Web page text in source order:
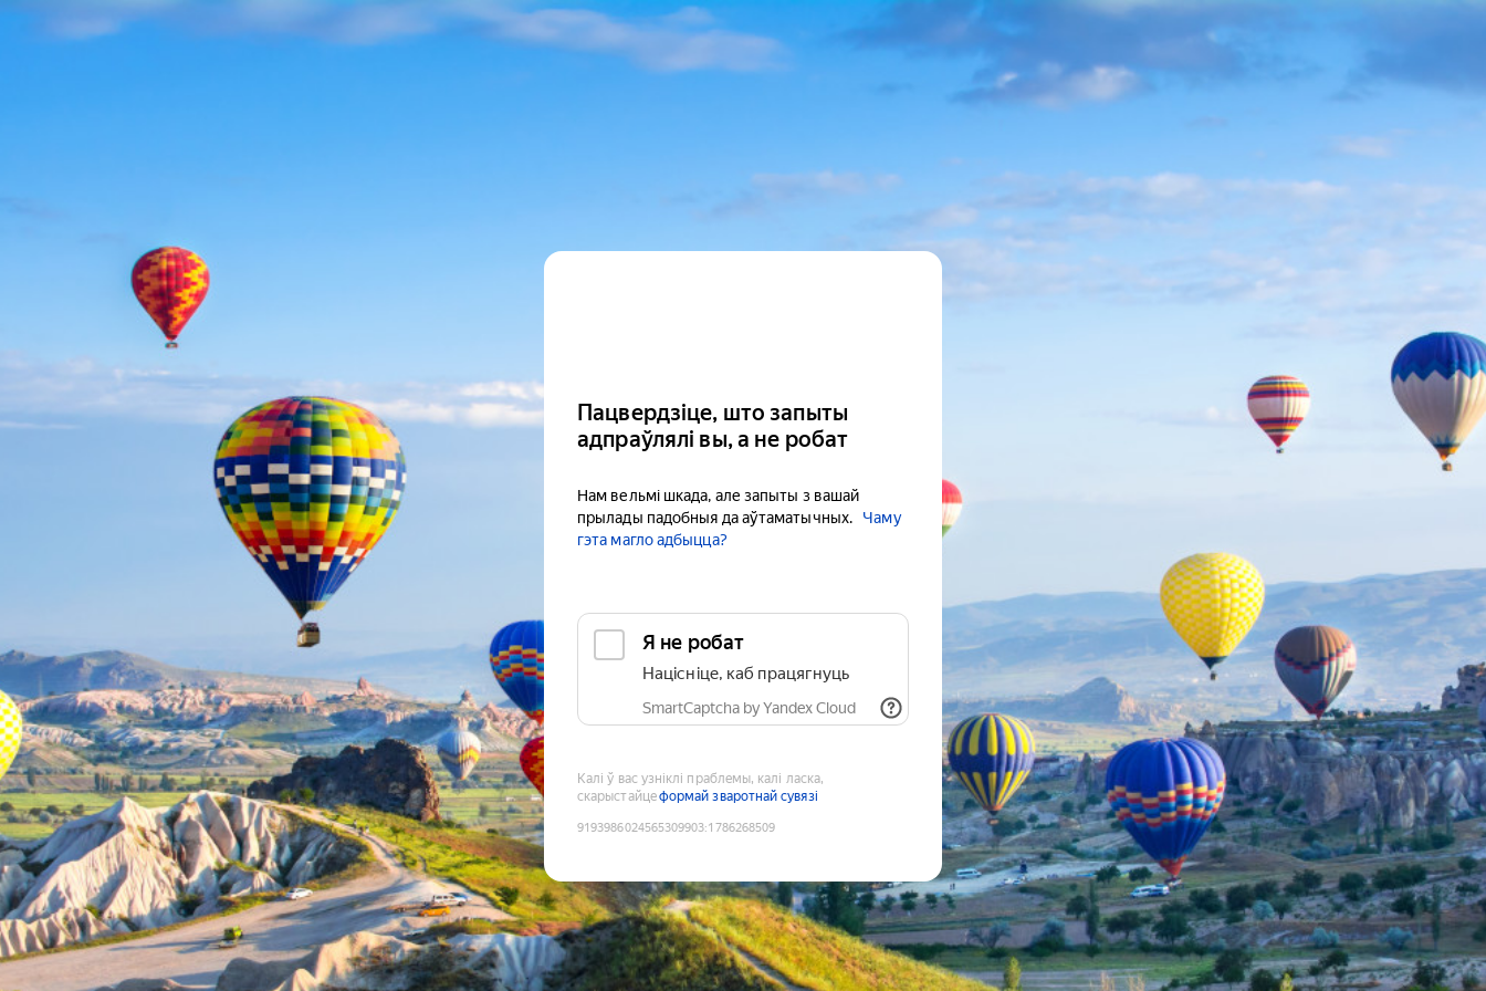
Пацвердзіце, што запыты
адпраўлялі вы, а не робат
Нам вельмі шкада, але запыты з вашай
прылады падобныя да аўтаматычных.
Чаму
гэта магло адбыцца?
Я не робат
Націсніце, каб працягнуць
SmartCaptcha by Yandex Cloud
Калі ў вас узніклі праблемы, калі ласка,
скарыстайцеформай зваротнай сувязі
9193986024565309903:1786268509